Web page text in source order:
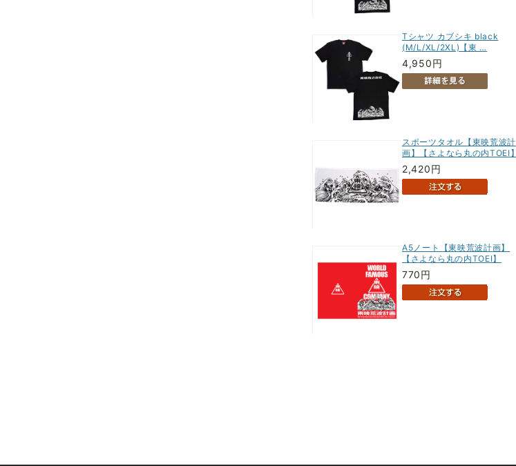
Tシャツ カブシキ black
(M/L/XL/2XL)【東 …
4,950円
スポーツタオル【東映荒波計
画】【さよなら丸の内TOEI】
2,420円
A5ノート【東映荒波計画】
【さよなら丸の内TOEI】
770円